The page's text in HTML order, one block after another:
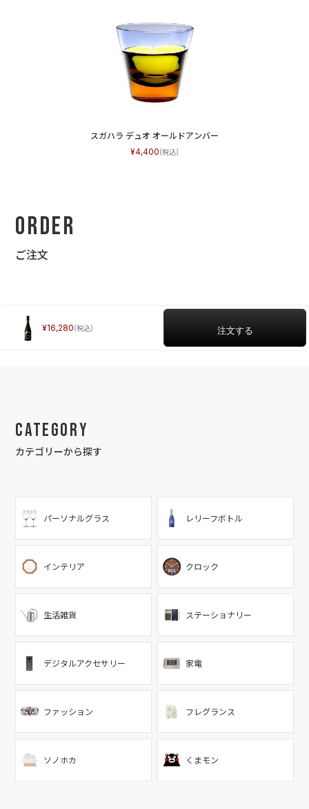
スガハラ デュオ オールドアンバー
4,400
Order
ご注文
16,280
Category
カテゴリーから探す
パーソナルグラス レリーフボトル
インテリア クロック
生活雑貨 ステーショナリー
デジタルアクセサリー 家電
ファッション フレグランス
ソノホカ くまモン